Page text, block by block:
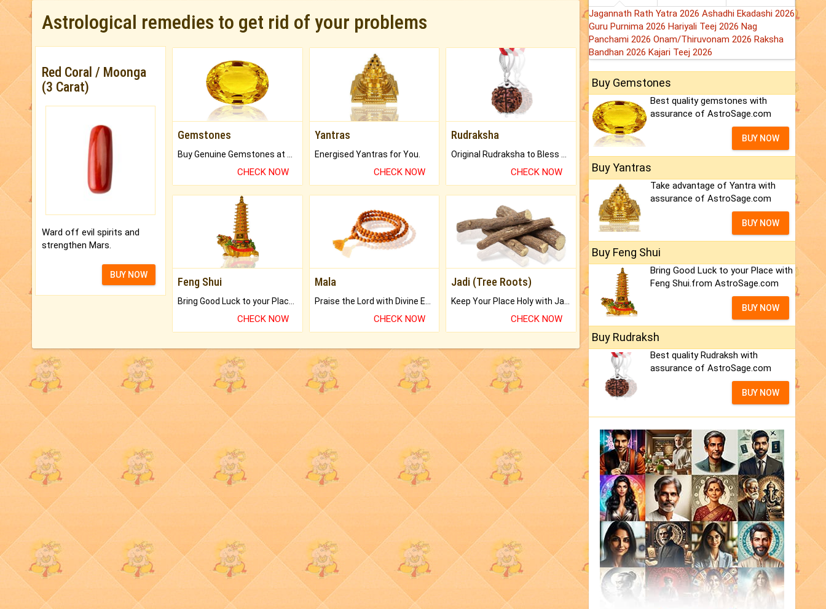
Astrological remedies to get rid of your problems
Red Coral / Moonga
(3 Carat)
Ward off evil spirits and
strengthen Mars.
BUY NOW
Gemstones
CHECK NOW
Yantras
Energised Yantras for You.
CHECK NOW
Rudraksha
CHECK NOW
Feng Shui
Bring Good Luck to your Place with Feng Shui.
CHECK NOW
Mala
Praise the Lord with Divine Energies of Mala.
CHECK NOW
Jadi (Tree Roots)
Keep Your Place Holy with Jadi.
CHECK NOW
Jagannath Rath Yatra 2026 Ashadhi Ekadashi 2026
Guru Purnima 2026 Hariyali Teej 2026 Nag
Panchami 2026 Onam/Thiruvonam 2026 Raksha
Bandhan 2026 Kajari Teej 2026
Buy Gemstones
Best quality gemstones with
assurance of AstroSage.com
BUY NOW
Buy Yantras
Take advantage of Yantra with
assurance of AstroSage.com
BUY NOW
Buy Feng Shui
Bring Good Luck to your Place with
Feng Shui.from AstroSage.com
BUY NOW
Buy Rudraksh
Best quality Rudraksh with
assurance of AstroSage.com
BUY NOW